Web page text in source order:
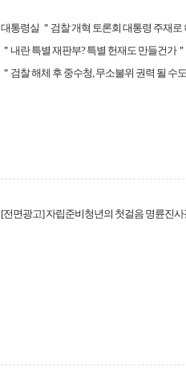
대통령실 ＂검찰 개혁 토론회 대통령 주재로
＂내란 특별 재판부? 특별 헌재도 만들건가＂
＂검찰 해체 후 중수청, 무소불위 권력 될 수
[전면광고] 자립준비청년의 첫걸음 명륜진